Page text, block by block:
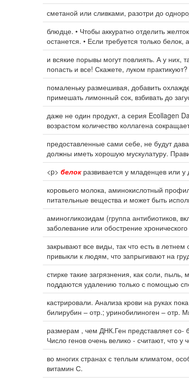
сметаной или сливками, разотри до
блюдце. • Чтобы аккуратно отделить
останется. • Если требуется только белок,
и всякие порывы могут повлиять. А у них,
попасть и все! Скажете, луком
помаленьку размешивая, добавить
примешать лимонный сок, взбивать до
даже не один продукт, а серия Ecollagen
возрастом количество коллагена
предоставленные сами себе, не будут
должны иметь хорошую мускулатуру.
<p> белокразвивается у младенцев или у
коровьего молока, аминокислотный
питательные вещества и может быть
аминогликозидам (группа
заболевание или обострение
закрывают все виды, так что есть в
привыкли к людям, что запрыгивают на
стирке такие загрязнения, как соли,
поддаются удалению только с помощью
кастрировали. Анализа крови на руках
билирубин – отр.; уринобилиноген – отр.
размерам , чем ДНК.Ген представляет со-
Число генов очень велико - считают, что у
во многих странах с теплым климатом,
витамин С.